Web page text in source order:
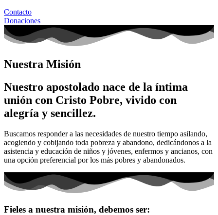
Contacto
Donaciones
Nuestra Misión
Nuestro apostolado nace de la íntima
unión con Cristo Pobre, vivido con
alegría y sencillez.
Buscamos responder a las necesidades de nuestro tiempo asilando,
acogiendo y cobijando toda pobreza y abandono, dedicándonos a la
asistencia y educación de niños y jóvenes, enfermos y ancianos, con
una opción preferencial por los más pobres y abandonados.
Fieles a nuestra misión, debemos ser: